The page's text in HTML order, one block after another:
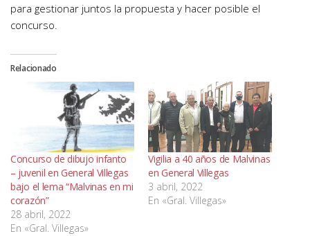
para gestionar juntos la propuesta y hacer posible el
concurso.
Relacionado
Concurso de dibujo infanto
– juvenil en General Villegas
bajo el lema “Malvinas en mi
corazón”
28 abril, 2022
En «Gral. Villegas»
Vigilia a 40 años de Malvinas
en General Villegas
3 abril, 2022
En «Gral. Villegas»